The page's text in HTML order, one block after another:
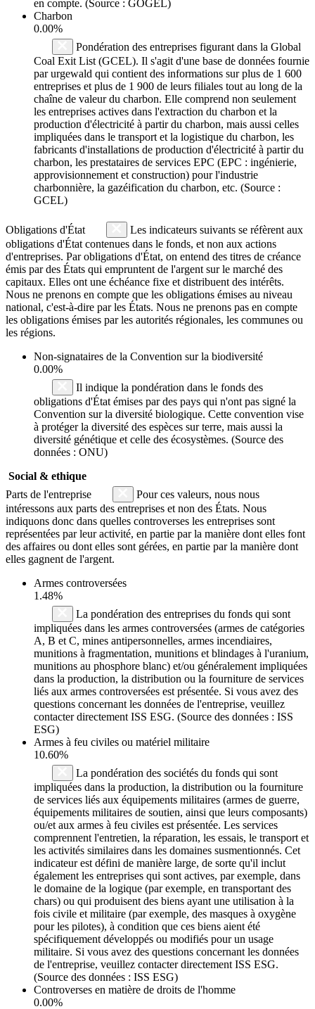
en compte. (Source : GOGEL)
Charbon
0.00%
Pondération des entreprises figurant dans la Global
Coal Exit List (GCEL). Il s'agit d'une base de données fournie
par urgewald qui contient des informations sur plus de 1 600
entreprises et plus de 1 900 de leurs filiales tout au long de la
chaîne de valeur du charbon. Elle comprend non seulement
les entreprises actives dans l'extraction du charbon et la
production d'électricité à partir du charbon, mais aussi celles
impliquées dans le transport et la logistique du charbon, les
fabricants d'installations de production d'électricité à partir du
charbon, les prestataires de services EPC (EPC : ingénierie,
approvisionnement et construction) pour l'industrie
charbonnière, la gazéification du charbon, etc. (Source :
GCEL)
Obligations d'État
Les indicateurs suivants se réfèrent aux
obligations d'État contenues dans le fonds, et non aux actions
d'entreprises. Par obligations d'État, on entend des titres de créance
émis par des États qui empruntent de l'argent sur le marché des
capitaux. Elles ont une échéance fixe et distribuent des intérêts.
Nous ne prenons en compte que les obligations émises au niveau
national, c'est-à-dire par les États. Nous ne prenons pas en compte
les obligations émises par les autorités régionales, les communes ou
les régions.
Non-signataires de la Convention sur la biodiversité
0.00%
Il indique la pondération dans le fonds des
obligations d'État émises par des pays qui n'ont pas signé la
Convention sur la diversité biologique. Cette convention vise
à protéger la diversité des espèces sur terre, mais aussi la
diversité génétique et celle des écosystèmes. (Source des
données : ONU)
Social & ethique
Parts de l'entreprise
Pour ces valeurs, nous nous
intéressons aux parts des entreprises et non des États. Nous
indiquons donc dans quelles controverses les entreprises sont
représentées par leur activité, en partie par la manière dont elles font
des affaires ou dont elles sont gérées, en partie par la manière dont
elles gagnent de l'argent.
Armes controversées
1.48%
La pondération des entreprises du fonds qui sont
impliquées dans les armes controversées (armes de catégories
A, B et C, mines antipersonnelles, armes incendiaires,
munitions à fragmentation, munitions et blindages à l'uranium,
munitions au phosphore blanc) et/ou généralement impliquées
dans la production, la distribution ou la fourniture de services
liés aux armes controversées est présentée. Si vous avez des
questions concernant les données de l'entreprise, veuillez
contacter directement ISS ESG. (Source des données : ISS
ESG)
Armes à feu civiles ou matériel militaire
10.60%
La pondération des sociétés du fonds qui sont
impliquées dans la production, la distribution ou la fourniture
de services liés aux équipements militaires (armes de guerre,
équipements militaires de soutien, ainsi que leurs composants)
ou/et aux armes à feu civiles est présentée. Les services
comprennent l'entretien, la réparation, les essais, le transport et
les activités similaires dans les domaines susmentionnés. Cet
indicateur est défini de manière large, de sorte qu'il inclut
également les entreprises qui sont actives, par exemple, dans
le domaine de la logique (par exemple, en transportant des
chars) ou qui produisent des biens ayant une utilisation à la
fois civile et militaire (par exemple, des masques à oxygène
pour les pilotes), à condition que ces biens aient été
spécifiquement développés ou modifiés pour un usage
militaire. Si vous avez des questions concernant les données
de l'entreprise, veuillez contacter directement ISS ESG.
(Source des données : ISS ESG)
Controverses en matière de droits de l'homme
0.00%